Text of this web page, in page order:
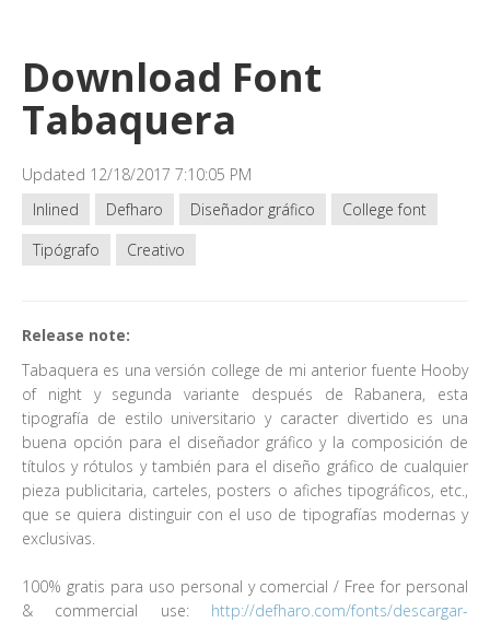
Download Font
Tabaquera
Updated 12/18/2017 7:10:05 PM
Inlined
Defharo Diseñador gráfico
College font
Tipógrafo
Creativo
Release note:
Tabaquera es una versión college de mi anterior fuente Hooby
of night y segunda variante después de Rabanera, esta
tipografía de estilo universitario y caracter divertido es una
buena opción para el diseñador gráfico y la composición de
títulos y rótulos y también para el diseño gráfico de cualquier
pieza publicitaria, carteles, posters o afiches tipográficos, etc.,
que se quiera distinguir con el uso de tipografías modernas y
exclusivas.
100% gratis para uso personal y comercial / Free for personal
& commercial use: http://defharo.com/fonts/descargar-